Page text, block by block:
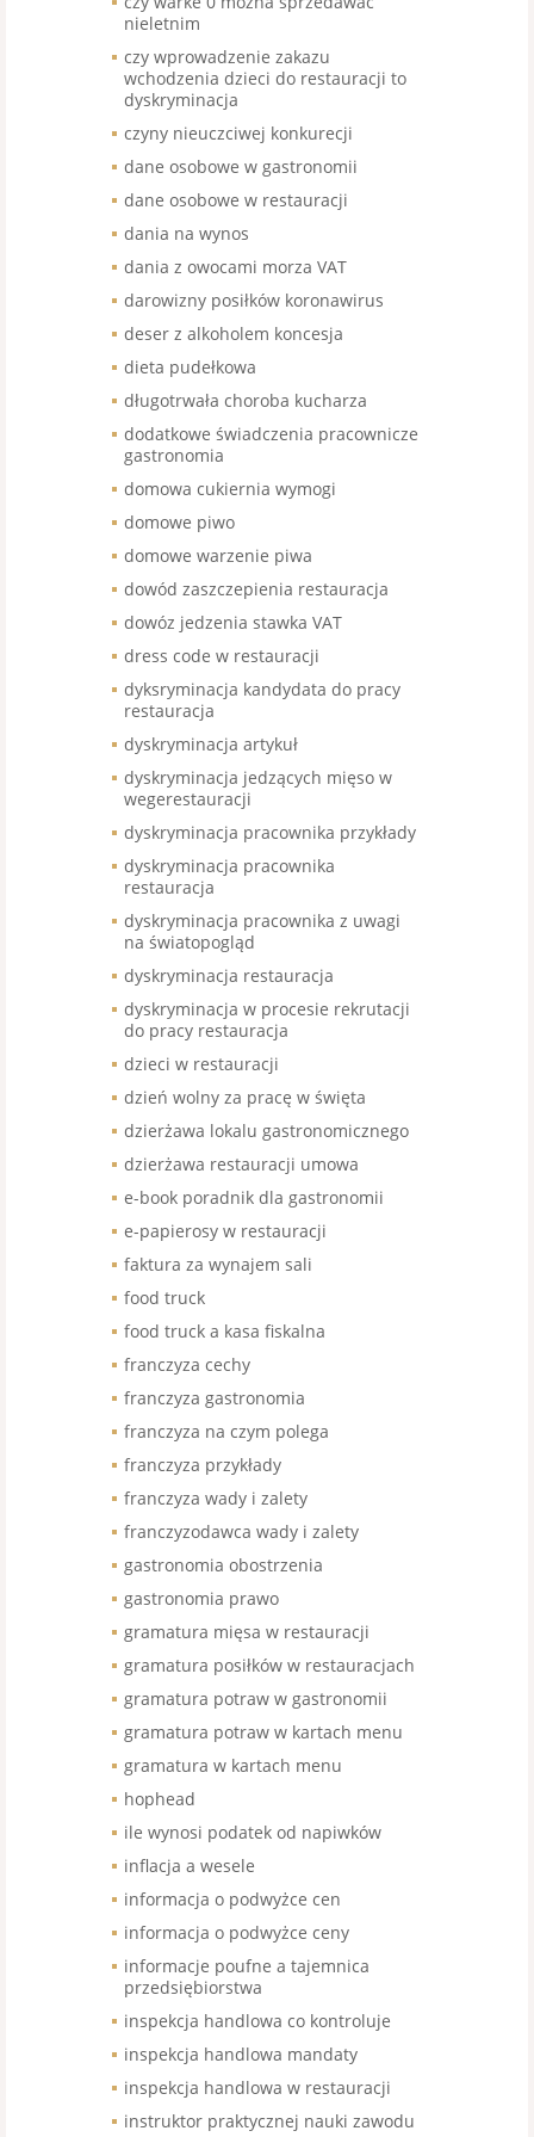
nieletnim
czy wprowadzenie zakazu
wchodzenia dzieci do restauracji to
dyskryminacja
czyny nieuczciwej konkurecji
dane osobowe w gastronomii
dane osobowe w restauracji
dania na wynos
dania z owocami morza VAT
darowizny posiłków koronawirus
deser z alkoholem koncesja
dieta pudełkowa
długotrwała choroba kucharza
dodatkowe świadczenia pracownicze
gastronomia
domowa cukiernia wymogi
domowe piwo
domowe warzenie piwa
dowód zaszczepienia restauracja
dowóz jedzenia stawka VAT
dress code w restauracji
dyksryminacja kandydata do pracy
restauracja
dyskryminacja artykuł
dyskryminacja jedzących mięso w
wegerestauracji
dyskryminacja pracownika przykłady
dyskryminacja pracownika
restauracja
dyskryminacja pracownika z uwagi
na światopogląd
dyskryminacja restauracja
dyskryminacja w procesie rekrutacji
do pracy restauracja
dzieci w restauracji
dzień wolny za pracę w święta
dzierżawa lokalu gastronomicznego
dzierżawa restauracji umowa
e-book poradnik dla gastronomii
e-papierosy w restauracji
faktura za wynajem sali
food truck
food truck a kasa fiskalna
franczyza cechy
franczyza gastronomia
franczyza na czym polega
franczyza przykłady
franczyza wady i zalety
franczyzodawca wady i zalety
gastronomia obostrzenia
gastronomia prawo
gramatura mięsa w restauracji
gramatura posiłków w restauracjach
gramatura potraw w gastronomii
gramatura potraw w kartach menu
gramatura w kartach menu
hophead
ile wynosi podatek od napiwków
inflacja a wesele
informacja o podwyżce cen
informacja o podwyżce ceny
informacje poufne a tajemnica
przedsiębiorstwa
inspekcja handlowa co kontroluje
inspekcja handlowa mandaty
inspekcja handlowa w restauracji
instruktor praktycznej nauki zawodu